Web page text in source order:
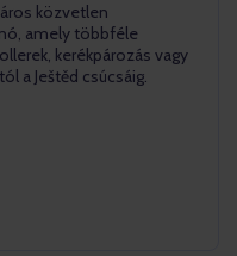
közvetlen
amely többféle
kerékpározás vagy
a Ještěd csúcsáig.